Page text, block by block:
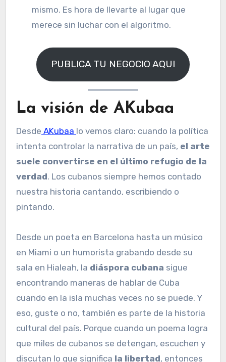
mismo. Es hora de llevarte al lugar que
merece sin luchar con el algoritmo.
PUBLICA TU NEGOCIO AQUI
La visión de AKubaa
Desde AKubaa lo vemos claro: cuando la política
intenta controlar la narrativa de un país, el arte
suele convertirse en el último refugio de la
verdad. Los cubanos siempre hemos contado
nuestra historia cantando, escribiendo o
pintando.
Desde un poeta en Barcelona hasta un músico
en Miami o un humorista grabando desde su
sala en Hialeah, la diáspora cubana sigue
encontrando maneras de hablar de Cuba
cuando en la isla muchas veces no se puede. Y
eso, guste o no, también es parte de la historia
cultural del país. Porque cuando un poema logra
que miles de cubanos se detengan, escuchen y
discutan lo que significa la libertad, entonces